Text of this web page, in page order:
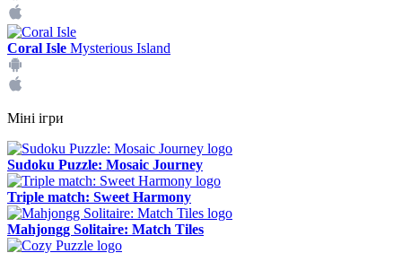
Coral Isle Mysterious Island
Міні ігри
Sudoku Puzzle: Mosaic Journey
Triple match: Sweet Harmony
Mahjongg Solitaire: Match Tiles